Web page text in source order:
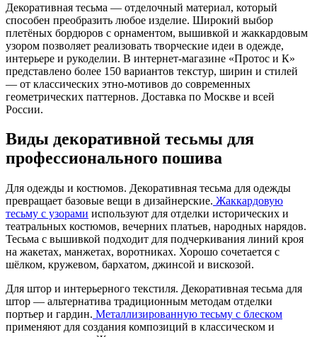
Декоративная тесьма — отделочный материал, который
способен преобразить любое изделие. Широкий выбор
плетёных бордюров с орнаментом, вышивкой и жаккардовым
узором позволяет реализовать творческие идеи в одежде,
интерьере и рукоделии. В интернет-магазине «Протос и К»
представлено более 150 вариантов текстур, ширин и стилей
— от классических этно-мотивов до современных
геометрических паттернов. Доставка по Москве и всей
России.
Виды декоративной тесьмы для
профессионального пошива
Для одежды и костюмов. Декоративная тесьма для одежды
превращает базовые вещи в дизайнерские. Жаккардовую
тесьму с узорами используют для отделки исторических и
театральных костюмов, вечерних платьев, народных нарядов.
Тесьма с вышивкой подходит для подчеркивания линий кроя
на жакетах, манжетах, воротниках. Хорошо сочетается с
шёлком, кружевом, бархатом, джинсой и вискозой.
Для штор и интерьерного текстиля. Декоративная тесьма для
штор — альтернатива традиционным методам отделки
портьер и гардин. Металлизированную тесьму с блеском
применяют для создания композиций в классическом и